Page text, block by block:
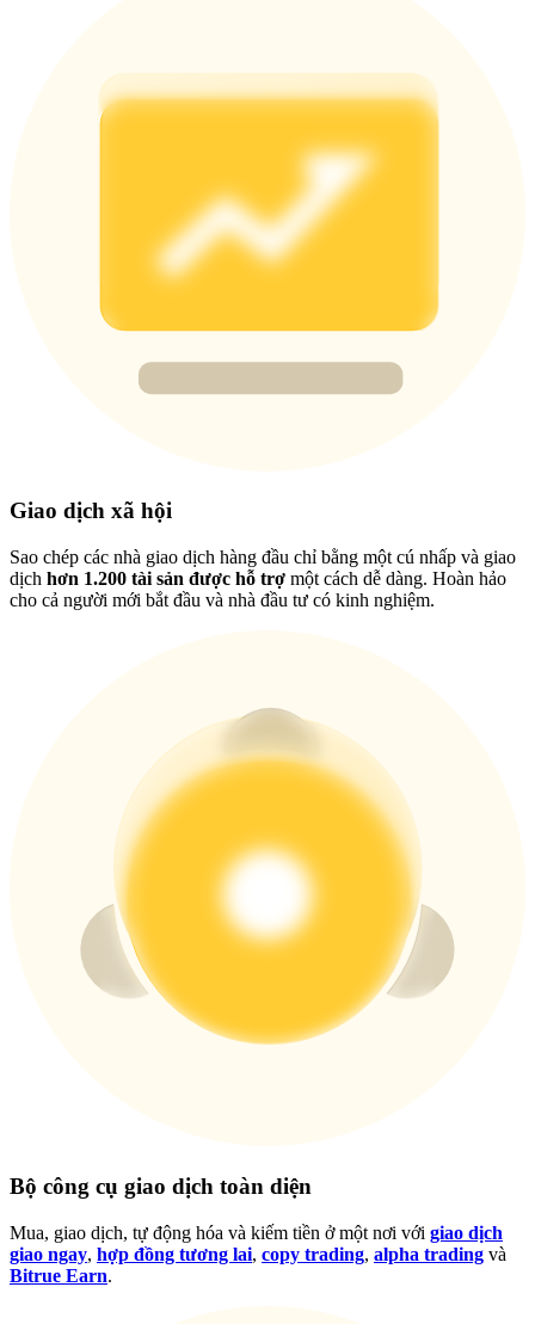
Precious Metals Trading Carnival
Trade Gold & Silver · 33,333 USDT Bonus
USDT New User Exclusive 10% APR
Nhận giải thưởng và phần thưởng độc quyền
Trung tâm phần thưởng
Đăng ký
Tải ứng dụng
Bitrue
Giao dịch xã hội
Sao chép các nhà giao dịch hàng đầu chỉ bằng một cú nhấp và giao
dịch hơn 1.200 tài sản được hỗ trợ một cách dễ dàng. Hoàn hảo
cho cả người mới bắt đầu và nhà đầu tư có kinh nghiệm.
Bộ công cụ giao dịch toàn diện
Mua, giao dịch, tự động hóa và kiếm tiền ở một nơi với giao dịch
giao ngay, hợp đồng tương lai, copy trading, alpha trading và
Bitrue Earn.